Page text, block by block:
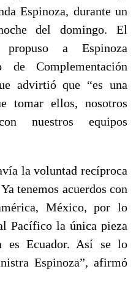
Espinoza, durante un
del domingo. El
a Espinoza
Complementación
advirtió que “es una
tomar ellos, nosotros
nuestros equipos
la voluntad recíproca
tenemos acuerdos con
México, por lo
Pacífico la única pieza
es Ecuador. Así se lo
Espinoza”, afirmó